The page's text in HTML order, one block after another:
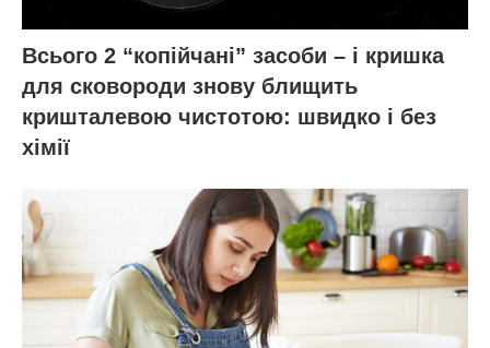
Всього 2 “копійчані” засоби – і кришка
для сковороди знову блищить
кришталевою чистотою: швидко і без
хімії